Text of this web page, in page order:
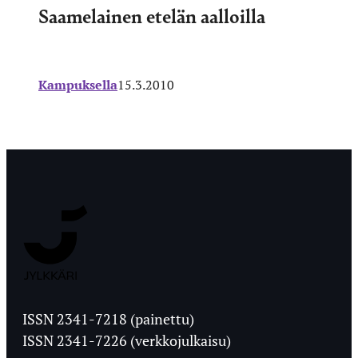
Saamelainen etelän aalloilla
Kampuksella15.3.2010
Ylioppilaslehti
ISSN 2341-7218 (painettu)
ISSN 2341-7226 (verkkojulkaisu)